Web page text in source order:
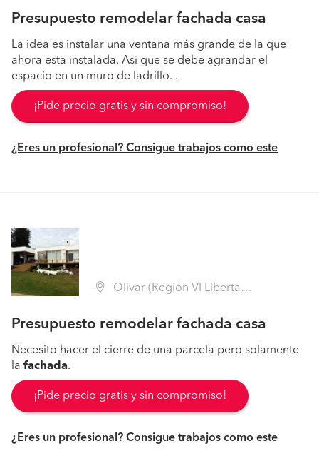
Presupuesto remodelar fachada casa
La idea es instalar una ventana más grande de la que
ahora esta instalada. Asi que se debe agrandar el
espacio en un muro de ladrillo. .
¡Pide precio gratis y sin compromiso!
¿Eres un profesional? Consigue trabajos como este
Olivar (Región VI Libertador B. O'Higgins - Cachapoal)
Presupuesto remodelar fachada casa
Necesito hacer el cierre de una parcela pero solamente
la fachada.
¡Pide precio gratis y sin compromiso!
¿Eres un profesional? Consigue trabajos como este